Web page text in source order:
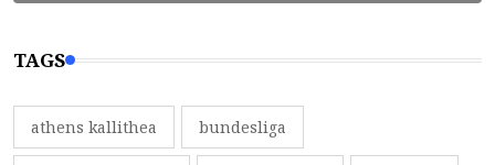
TAGS
athens kallithea bundesliga